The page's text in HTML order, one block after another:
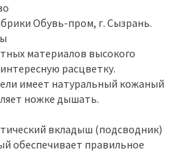
Обувь-пром, г. Сызрань.
материалов высокого
расцветку.
имеет натуральный кожаный
ножке дышать.
вкладыш (подсводник)
обеспечивает правильное